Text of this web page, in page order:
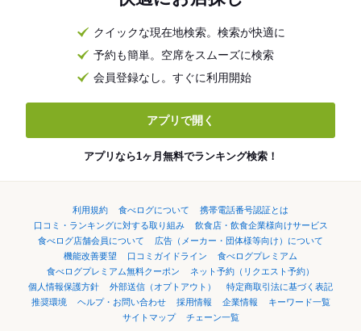
クイックな現在地検索。検索が快適に
予約も簡単。空席をスムーズに検索
会員登録なし。すぐに利用開始
アプリで開く
アプリなら1ヶ月無料でランキング検索！
利用規約 食べログについて
携帯電話番号認証とは
口コミ・ランキングに対する取り組み
飲食店・飲食企業様向けサービス
食べログ店舗会員について
広告（メーカー・団体様等向け）について
機能改善要望
口コミガイドライン
食べログプレミアム
食べログプレミアム無料クーポン
ネット予約（リクエスト予約）
個人情報保護方針
外部送信（オプトアウト）
特定商取引法に基づく表記
推奨環境
ヘルプ・お問い合わせ 採用情報 企業情報
キーワード一覧
サイトマップ
チェーン一覧